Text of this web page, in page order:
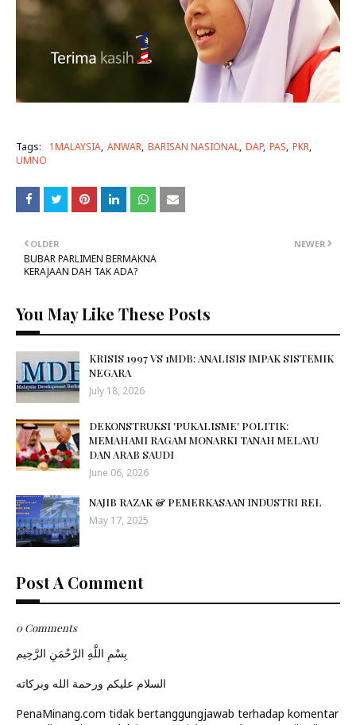
Tags: 1MALAYSIA ANWAR BARISAN NASIONAL DAP PAS PKR
UMNO
NEWER
OLDER
BUBAR PARLIMEN BERMAKNA
KERAJAAN DAH TAK ADA?
You May Like These Posts
KRISIS 1997 VS 1MDB: ANALISIS IMPAK SISTEMIK
NEGARA
July 18, 2026
DEKONSTRUKSI 'PUKALISME' POLITIK:
MEMAHAMI RAGAM MONARKI TANAH MELAYU
DAN ARAB SAUDI
June 06, 2026
NAJIB RAZAK & PEMERKASAAN INDUSTRI REL
May 17, 2025
Post A Comment
0 Comments
بِسْمِ اللَّهِ الرَّحْمَنِ الرَّحِيم
السلام عليكم ورحمة الله وبركاته
PenaMinang.com tidak bertanggungjawab terhadap komentar